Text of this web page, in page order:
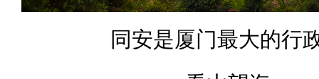
同安是厦门最大的行